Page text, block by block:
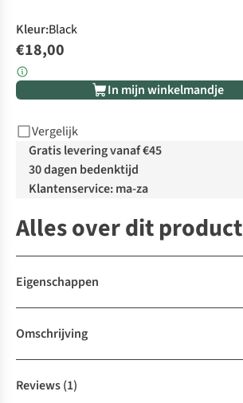
Kleur:Black
€18,00
In mijn winkelmandje
Vergelijk
Gratis levering vanaf €45
30 dagen bedenktijd
Klantenservice: ma-za
Alles over dit product
Eigenschappen
Omschrijving
Reviews(1)